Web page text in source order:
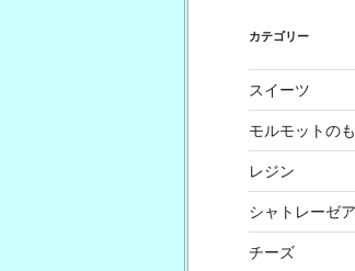
カテゴリー
スイーツ
モルモットの
レジン
シャトレーゼ
チーズ